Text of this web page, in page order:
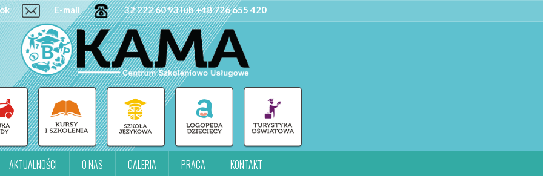
E-mail 32 222 60 93 lub +48 726 655 420
AKTUALNOŚCI O NAS GALERIA PRACA KONTAKT